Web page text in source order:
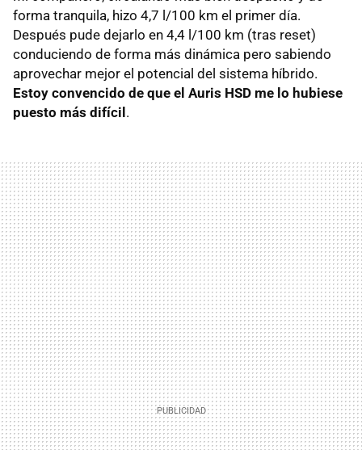
forma tranquila, hizo 4,7 l/100 km el primer día.
Después pude dejarlo en 4,4 l/100 km (tras reset)
conduciendo de forma más dinámica pero sabiendo
aprovechar mejor el potencial del sistema híbrido.
Estoy convencido de que el Auris HSD me lo hubiese
puesto más difícil .